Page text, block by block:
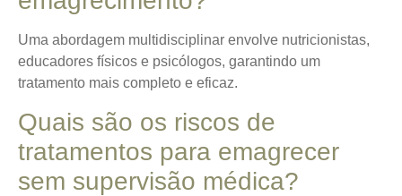
Uma abordagem multidisciplinar envolve nutricionistas,
educadores físicos e psicólogos, garantindo um
tratamento mais completo e eficaz.
Quais são os riscos de
tratamentos para emagrecer
sem supervisão médica?